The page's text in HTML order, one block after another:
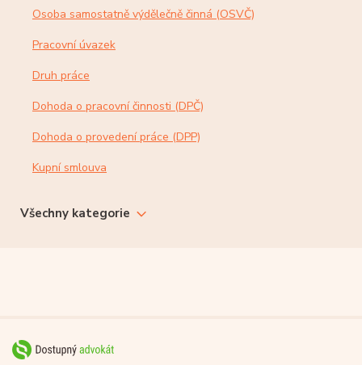
Osoba samostatně výdělečně činná (OSVČ)
Pracovní úvazek
Druh práce
Dohoda o pracovní činnosti (DPČ)
Dohoda o provedení práce (DPP)
Kupní smlouva
Všechny kategorie